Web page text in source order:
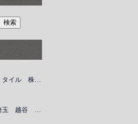
千葉県 リフォーム タイル 株式会社川建総業 作業員 協力業者 職人 埼玉 越谷 春日部
株式会社川建総業 埼玉 越谷 春日部 外壁 求人